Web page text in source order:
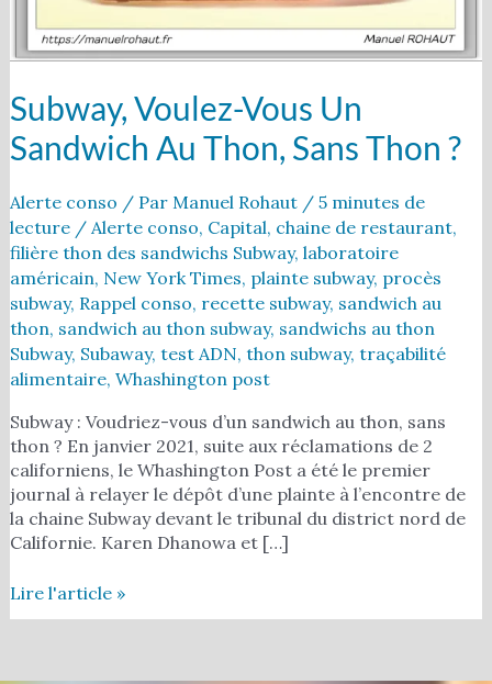
Subway, Voulez-Vous Un
Sandwich Au Thon, Sans Thon ?
Alerte conso / Par Manuel Rohaut / 5 minutes de
lecture/ Alerte conso, Capital, chaine de restaurant,
filière thon des sandwichs Subway, laboratoire
américain, New York Times, plainte subway, procès
subway, Rappel conso, recette subway, sandwich au
thon, sandwich au thon subway, sandwichs au thon
Subway, Subaway, test ADN, thon subway, traçabilité
alimentaire, Whashington post
Subway : Voudriez-vous d’un sandwich au thon, sans
thon ? En janvier 2021, suite aux réclamations de 2
californiens, le Whashington Post a été le premier
journal à relayer le dépôt d’une plainte à l’encontre de
la chaine Subway devant le tribunal du district nord de
Californie. Karen Dhanowa et […]
Lire l'article »